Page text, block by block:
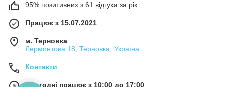
95% позитивних з 61 відгука за рік
Працює з 15.07.2021
м. Терновка
Лермонтова 18, Терновка, Україна
Контакти
Сьогодні працює з 10:00 до 17:00